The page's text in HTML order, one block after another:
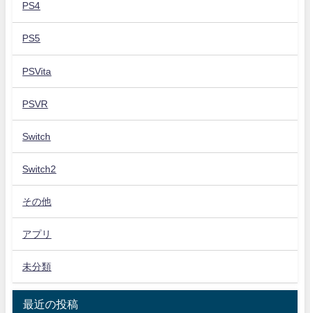
PS4
PS5
PSVita
PSVR
Switch
Switch2
その他
アプリ
未分類
最近の投稿